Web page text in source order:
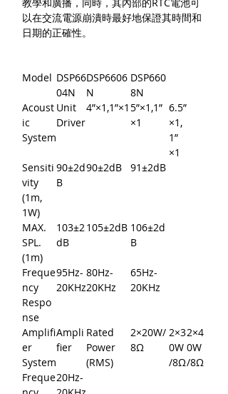
以在交流電源崩潰時最好地保證其時間和
日期的正確性。
Model DSP66
04N
DSP6606
N
DSP660
8N
Acoust
ic
System
Unit
Driver
4”×1,1”×1 5”×1,1”
×1
6.5”
×1,
1”
×1
Sensiti
vity
(1m,
1W)
90±2d
B
90±2dB 91±2dB
MAX.
SPL.
(1m)
103±2
dB
105±2dB 106±2d
B
Freque
ncy
Respo
nse
95Hz-
20KHz
80Hz-
20KHz
65Hz-
20KHz
Amplifi
er
System
Ampli
fier
Rated
Power
(RMS)
2×20W/
8Ω
2×3
0W
/8Ω
2×4
0W
/8Ω
Freque20Hz-